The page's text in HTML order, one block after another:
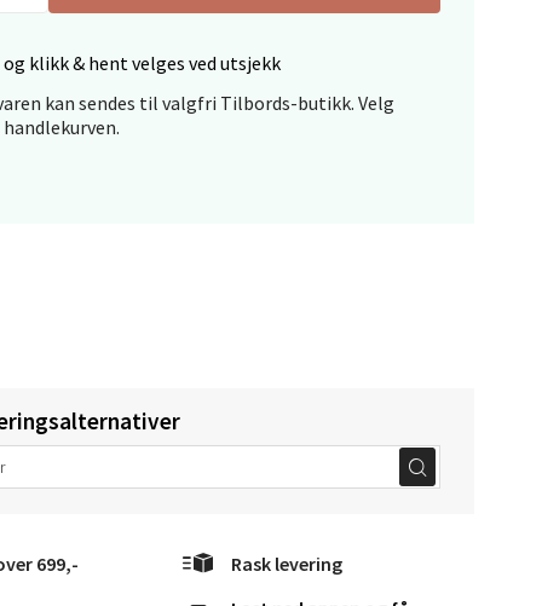
klikk & hent velges ved utsjekk
kan sendes til valgfri Tilbords-butikk. Velg
699,- Rask levering